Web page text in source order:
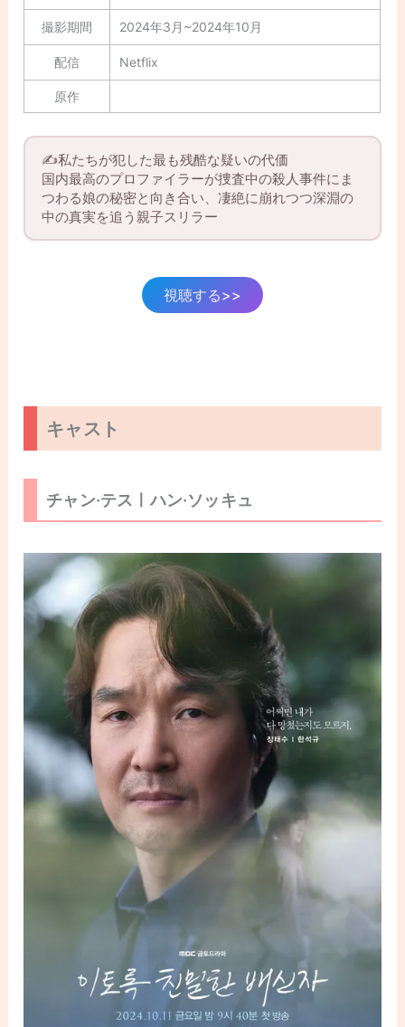
撮影期間 2024年3月~2024年10月
配信 Netflix
原作
✍️私たちが犯した最も残酷な疑いの代価
国内最高のプロファイラーが捜査中の殺人事件にま
つわる娘の秘密と向き合い、凄絶に崩れつつ深淵の
中の真実を追う親子スリラー
視聴する>>
キャスト
チャン·テスㅣハン·ソッキュ